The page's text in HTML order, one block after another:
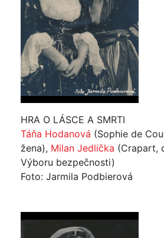
HRA O LÁSCE A SMRTI
Táňa Hodanová (Sophie de
žena), Milan Jedlička (Crapart,
Výboru bezpečnosti)
Foto: Jarmila Podbierová